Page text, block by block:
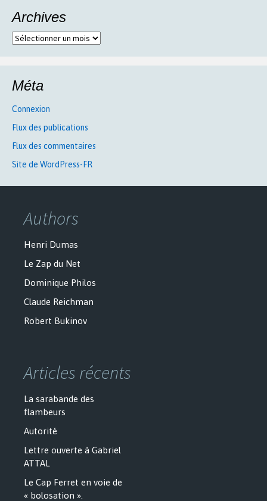
Archives
Archives
Méta
Connexion
Flux des publications
Flux des commentaires
Site de WordPress-FR
Authors
Henri Dumas
Le Zap du Net
Dominique Philos
Claude Reichman
Robert Bukinov
Articles récents
La sarabande des
flambeurs
Autorité
Lettre ouverte à Gabriel
ATTAL
Le Cap Ferret en voie de
« bolosation ».